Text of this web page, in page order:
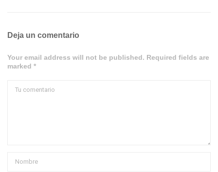
Deja un comentario
Your email address will not be published. Required fields are
marked *